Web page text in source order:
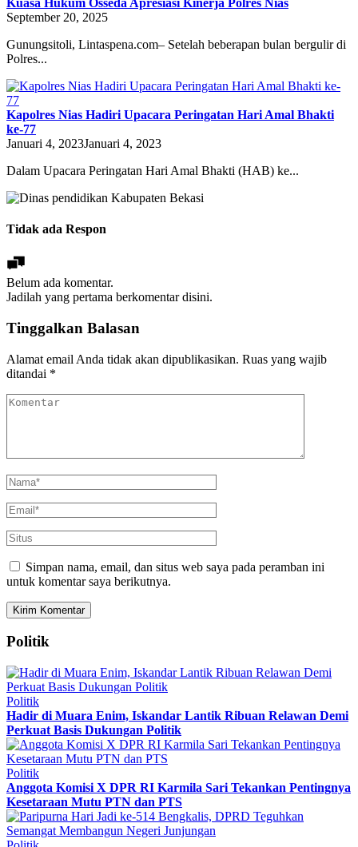
September 20, 2025
Gunungsitoli, Lintaspena.com– Setelah beberapan bulan bergulir di
Polres...
Kapolres Nias Hadiri Upacara Peringatan Hari Amal Bhakti
ke-77
Januari 4, 2023Januari 4, 2023
Dalam Upacara Peringatan Hari Amal Bhakti (HAB) ke...
Tidak ada Respon
Belum ada komentar.
Jadilah yang pertama berkomentar disini.
Tinggalkan Balasan
Alamat email Anda tidak akan dipublikasikan. Ruas yang wajib
ditandai *
Simpan nama, email, dan situs web saya pada peramban ini
untuk komentar saya berikutnya.
Politik
Politik
Hadir di Muara Enim, Iskandar Lantik Ribuan Relawan Demi
Perkuat Basis Dukungan Politik
Politik
Anggota Komisi X DPR RI Karmila Sari Tekankan Pentingnya
Kesetaraan Mutu PTN dan PTS